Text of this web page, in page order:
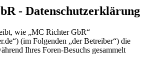
- Datenschutzerklärung
wie „MC Richter GbR“
(im Folgenden „der Betreiber“) die
Ihres Foren-Besuchs gesammelt